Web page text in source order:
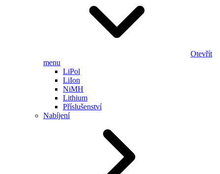
Otevřít
menu
LiPol
LiIon
NiMH
Lithium
Příslušenství
Nabíjení